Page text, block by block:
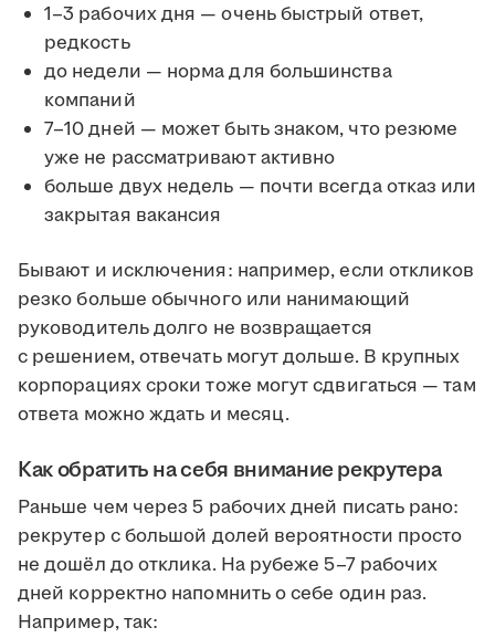
1–3 рабочих дня — очень быстрый ответ,
редкость
до недели — норма для большинства
компаний
7–10 дней — может быть знаком, что резюме
уже не рассматривают активно
больше двух недель — почти всегда отказ или
закрытая вакансия
Бывают и исключения: например, если откликов
резко больше обычного или нанимающий
руководитель долго не возвращается
с решением, отвечать могут дольше. В крупных
корпорациях сроки тоже могут сдвигаться — там
ответа можно ждать и месяц.
Как обратить на себя внимание рекрутера
Раньше чем через 5 рабочих дней писать рано:
рекрутер с большой долей вероятности просто
не дошёл до отклика. На рубеже 5–7 рабочих
дней корректно напомнить о себе один раз.
Например, так: